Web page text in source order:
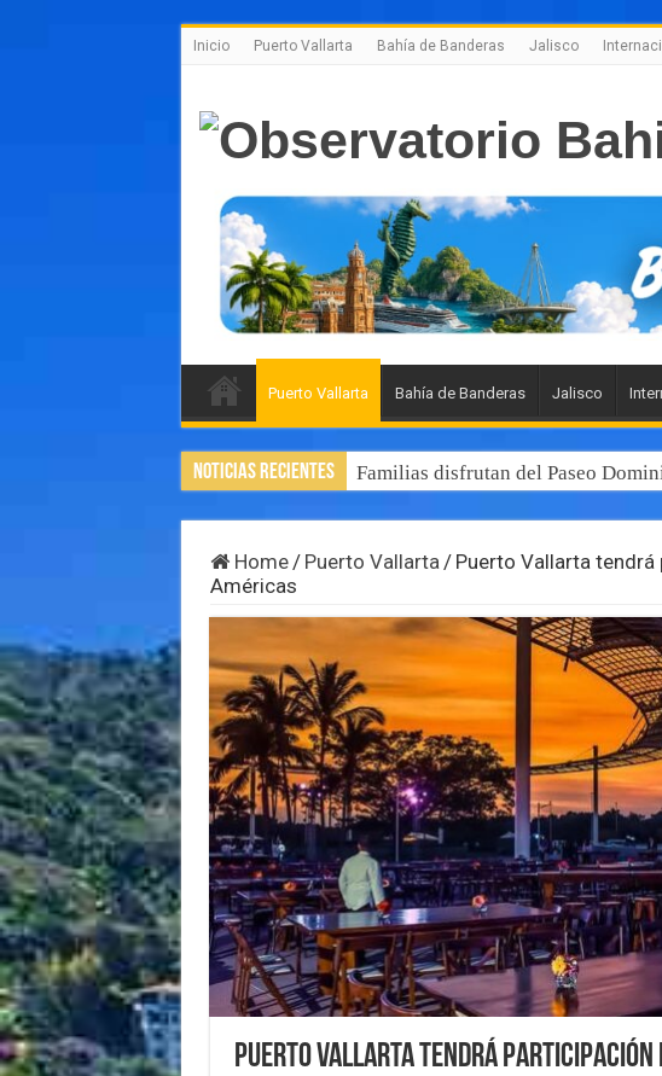
Inicio Puerto Vallarta Bahía de Banderas Jalisco
Puerto Vallarta Bahía de Banderas Jalisco
Noticias Recientes Familias disfrutan del Paseo
Home / Puerto Vallarta / Puerto Vallarta
Américas
Puerto Vallarta tendrá participación